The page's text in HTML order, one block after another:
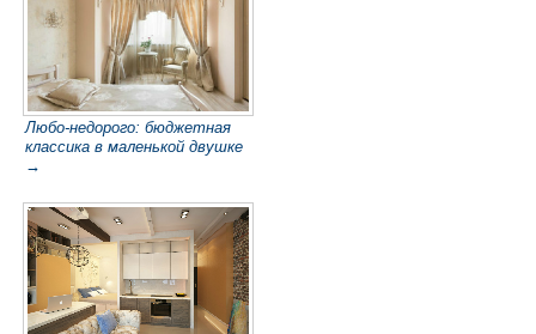
Любо-недорого: бюджетная
классика в маленькой двушке
→